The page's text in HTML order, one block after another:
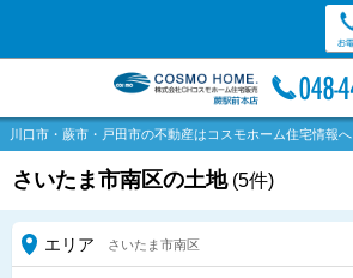
川口市・蕨市・戸田市の不動産はコスモホーム住宅情報へ
さいたま市南区の土地 (5件)
エリア さいたま市南区